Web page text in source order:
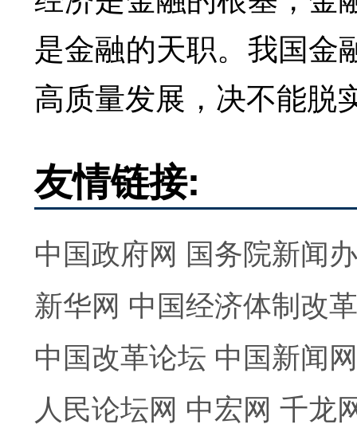
是金融的天职。我国金
高质量发展，决不能脱
友情链接:
中国政府网 国务院新闻
新华网 中国经济体制改
中国改革论坛 中国新闻网
人民论坛网 中宏网 千龙